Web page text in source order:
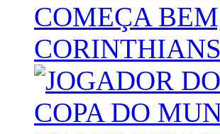
COMEÇA